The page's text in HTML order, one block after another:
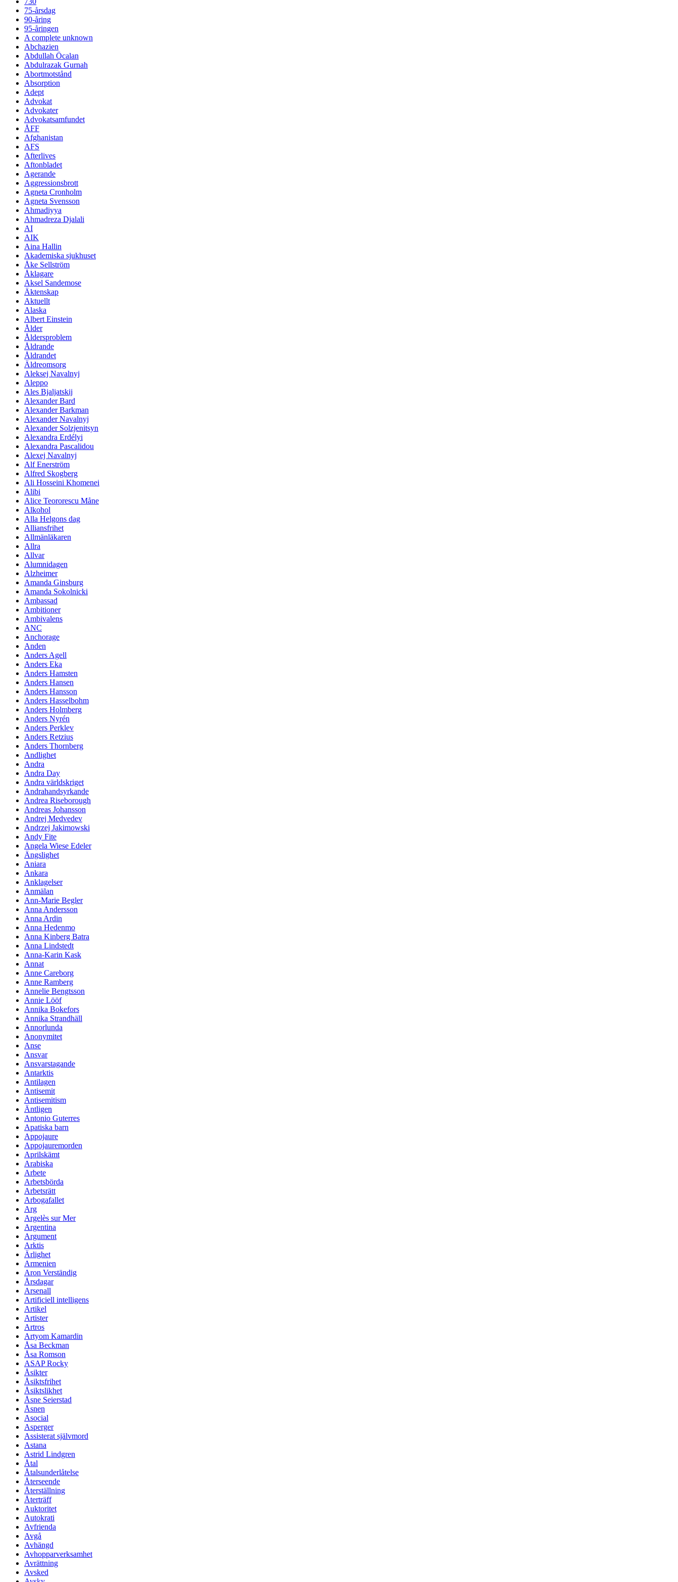
75-årsdag
90-åring
95-åringen
A complete unknown
Abchazien
Abdullah Öcalan
Abdulrazak Gurnah
Abortmotstånd
Absorption
Adept
Advokat
Advokater
Advokatsamfundet
ÅFF
Afghanistan
AFS
Afterlives
Aftonbladet
Agerande
Aggressionsbrott
Agneta Cronholm
Agneta Svensson
Ahmadiyya
Ahmadreza Djalali
AI
AIK
Aina Hallin
Akademiska sjukhuset
Åke Sellström
Åklagare
Aksel Sandemose
Äktenskap
Aktuellt
Alaska
Albert Einstein
Ålder
Åldersproblem
Åldrande
Åldrandet
Äldreomsorg
Aleksej Navalnyj
Aleppo
Ales Bjaljatskij
Alexander Bard
Alexander Barkman
Alexander Navalnyj
Alexander Solzjenitsyn
Alexandra Erdélyi
Alexandra Pascalidou
Alexej Navalnyj
Alf Enerström
Alfred Skogberg
Ali Hosseini Khomenei
Alibi
Alice Teororescu Måne
Alkohol
Alla Helgons dag
Alliansfrihet
Allmänläkaren
Allra
Allvar
Alumnidagen
Alzheimer
Amanda Ginsburg
Amanda Sokolnicki
Ambassad
Ambitioner
Ambivalens
ANC
Anchorage
Anden
Anders Agell
Anders Eka
Anders Hamsten
Anders Hansen
Anders Hansson
Anders Hasselbohm
Anders Holmberg
Anders Nyrén
Anders Perklev
Anders Retzius
Anders Thornberg
Andlighet
Andra
Andra Day
Andra världskriget
Andrahandsyrkande
Andrea Riseborough
Andreas Johansson
Andrej Medvedev
Andrzej Jakimowski
Andy Fite
Angela Wiese Edeler
Ängslighet
Aniara
Ankara
Anklagelser
Anmälan
Ann-Marie Begler
Anna Andersson
Anna Ardin
Anna Hedenmo
Anna Kinberg Batra
Anna Lindstedt
Anna-Karin Kask
Annat
Anne Careborg
Anne Ramberg
Annelie Bengtsson
Annie Lööf
Annika Bokefors
Annika Strandhäll
Annorlunda
Anonymitet
Anse
Ansvar
Ansvarstagande
Antarktis
Antilagen
Antisemit
Antisemitism
Äntligen
Antonio Guterres
Apatiska barn
Appojaure
Appojauremorden
Aprilskämt
Arabiska
Arbete
Arbetsbörda
Arbetsrätt
Arbogafallet
Arg
Argelès sur Mer
Argentina
Argument
Arktis
Ärlighet
Armenien
Aron Verständig
Årsdagar
Arsenall
Artificiell intelligens
Artikel
Artister
Artros
Artyom Kamardin
Åsa Beckman
Åsa Romson
ASAP Rocky
Åsikter
Åsiktsfrihet
Åsiktslikhet
Åsne Seierstad
Åsnen
Asocial
Asperger
Assisterat självmord
Astana
Astrid Lindgren
Åtal
Åtalsunderlåtelse
Återseende
Återställning
Återträff
Auktoritet
Autokrati
Avfrienda
Avgå
Avhängd
Avhopparverksamhet
Avrättning
Avsked